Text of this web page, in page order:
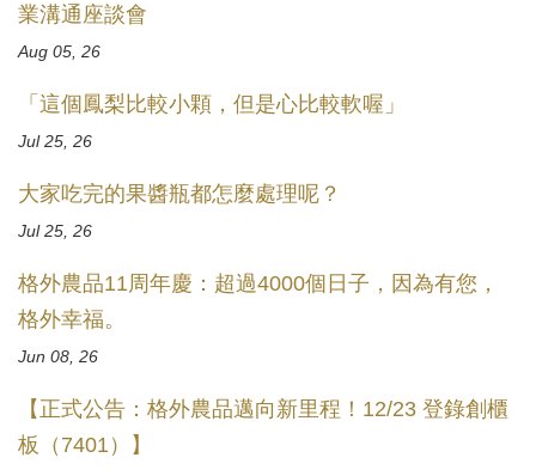
業溝通座談會
Aug 05, 26
「這個鳳梨比較小顆，但是心比較軟喔」
Jul 25, 26
大家吃完的果醬瓶都怎麼處理呢？
Jul 25, 26
格外農品11周年慶：超過4000個日子，因為有您，
格外幸福。
Jun 08, 26
【正式公告：格外農品邁向新里程！12/23 登錄創櫃
板（7401）】